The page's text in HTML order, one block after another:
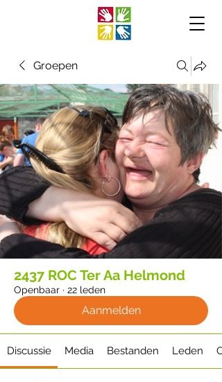
Groepen
2437 ROC Ter Aa Helmond
Openbaar · 22 leden
Aanmelden
Discussie Media Bestanden Leden